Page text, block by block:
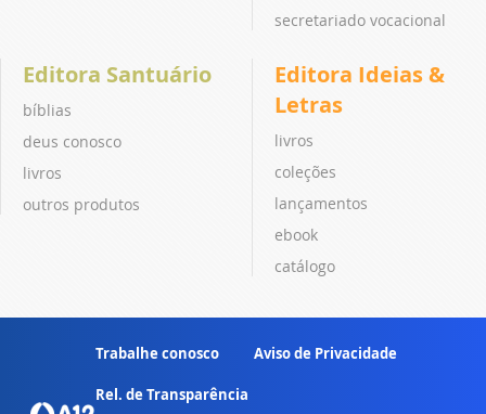
secretariado vocacional
Editora Santuário
bíblias
deus conosco
livros
outros produtos
Editora Ideias &
Letras
livros
coleções
lançamentos
ebook
catálogo
Trabalhe conosco Aviso de Privacidade
Rel. de Transparência